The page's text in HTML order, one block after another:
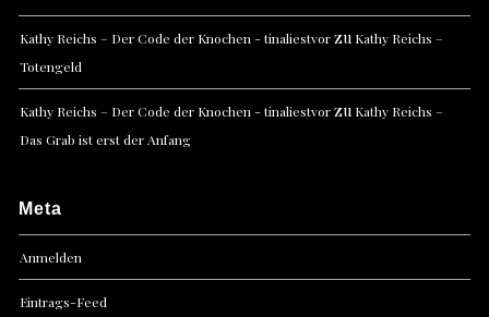
Kathy Reichs – Der Code der Knochen - tinaliestvorzu Kathy Reichs –
Totengeld
Kathy Reichs – Der Code der Knochen - tinaliestvorzu Kathy Reichs –
Das Grab ist erst der Anfang
Meta
Anmelden
Eintrags-Feed